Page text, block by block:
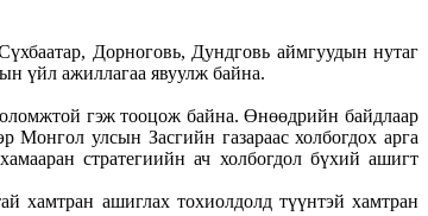
Дорноговь, Дундговь аймгуудын нутаг
үйл ажиллагаа явуулж байна.
гэж тооцож байна. Өнөөдрийн байдлаар
Монгол улсын Засгийн газараас холбогдох арга
стратегиийн ач холбогдол бүхий ашигт
хамтран ашиглах тохиолдолд түүнтэй хамтран